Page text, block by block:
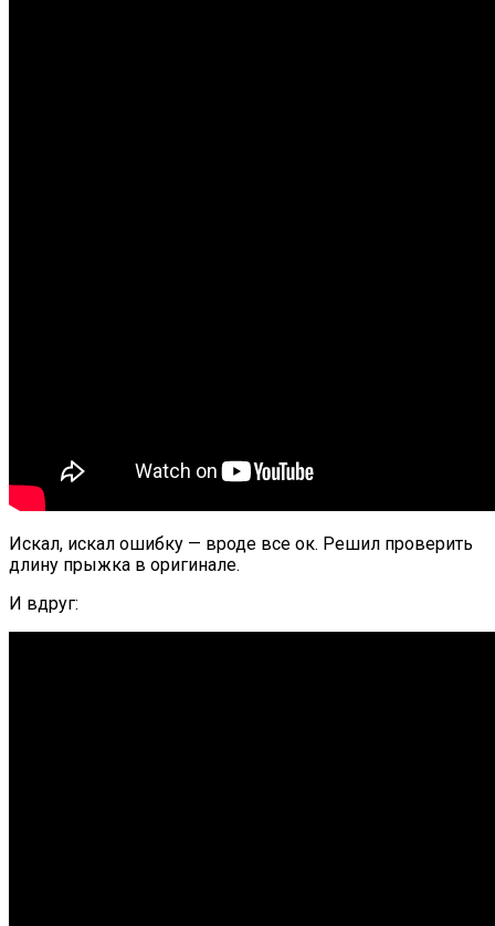
Искал, искал ошибку — вроде все ок. Решил проверить
длину прыжка в оригинале.
И вдруг: